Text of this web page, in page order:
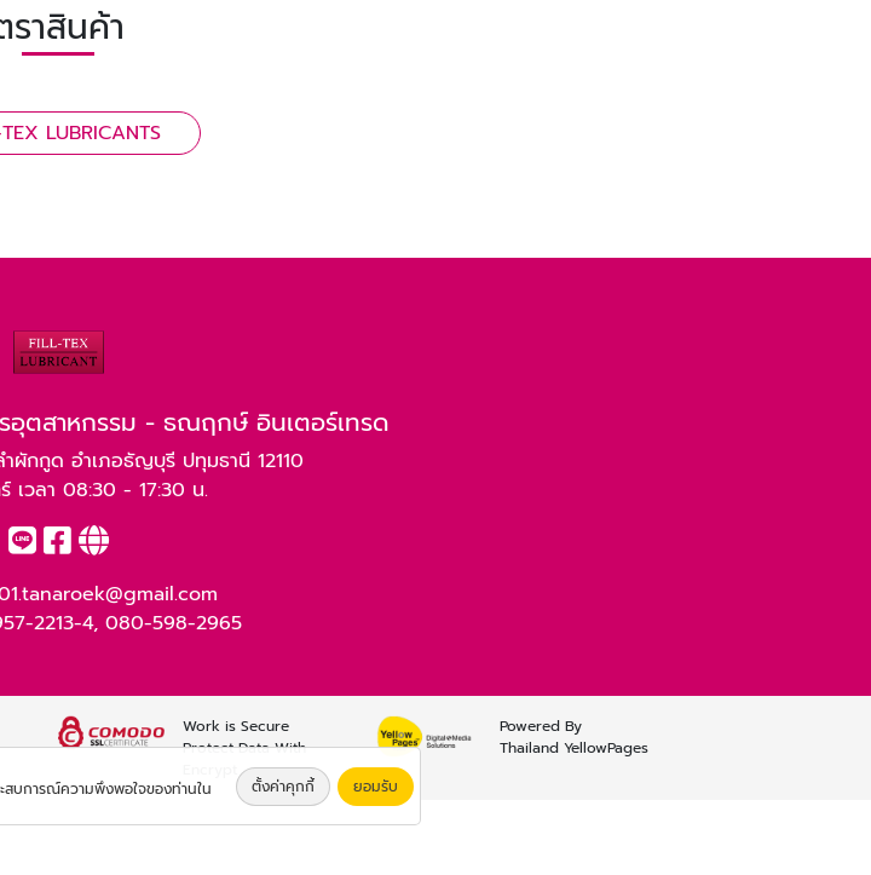
ราสินค้า
LUBRICANTS
ตสาหกรรม - ธณฤกษ์ อินเตอร์เทรด
กกูด อำเภอธัญบุรี ปทุมธานี 12110
เวลา 08:30 - 17:30 น.
2213-4, 080-598-2965
Work is Secure
Protect Data With
Powered By
Thailand YellowPages
สบการณ์ความพึงพอใจของท่านใน
ตั้งค่าคุกกี้ ยอมรับ